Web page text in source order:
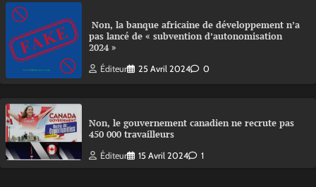
Non, la banque africaine de développement n’a
pas lancé de « subvention d’autonomisation
2024 »
Éditeur 25 Avril 2024 0
Non, le gouvernement canadien ne recrute pas
450 000 travailleurs
Éditeur 15 Avril 2024 1